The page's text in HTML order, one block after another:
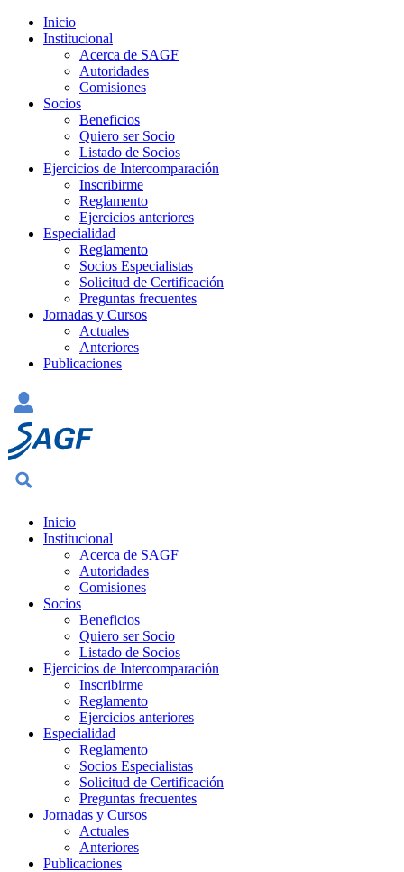
Inicio
Institucional
Acerca de SAGF
Autoridades
Comisiones
Socios
Beneficios
Quiero ser Socio
Listado de Socios
Ejercicios de Intercomparación
Inscribirme
Reglamento
Ejercicios anteriores
Especialidad
Reglamento
Socios Especialistas
Solicitud de Certificación
Preguntas frecuentes
Jornadas y Cursos
Actuales
Anteriores
Publicaciones
Inicio
Institucional
Acerca de SAGF
Autoridades
Comisiones
Socios
Beneficios
Quiero ser Socio
Listado de Socios
Ejercicios de Intercomparación
Inscribirme
Reglamento
Ejercicios anteriores
Especialidad
Reglamento
Socios Especialistas
Solicitud de Certificación
Preguntas frecuentes
Jornadas y Cursos
Actuales
Anteriores
Publicaciones